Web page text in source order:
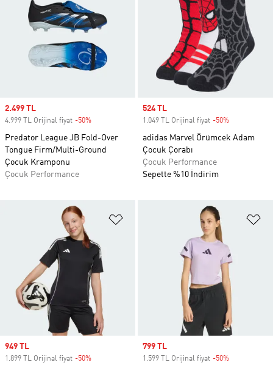
Sale price
2.499 TL
4.999 TL Orijinal fiyat -50%
Predator League JB Fold-Over
Tongue Firm/Multi-Ground
Çocuk Kramponu
Çocuk Performance
Sale price
524 TL
1.049 TL Orijinal fiyat -50%
adidas Marvel Örümcek Adam
Çocuk Çorabı
Çocuk Performance
Sepette %10 İndirim
Favori Listesine Ekle
Sale price
949 TL
1.899 TL Orijinal fiyat -50%
Sale price
799 TL
1.599 TL Orijinal fiyat -50%